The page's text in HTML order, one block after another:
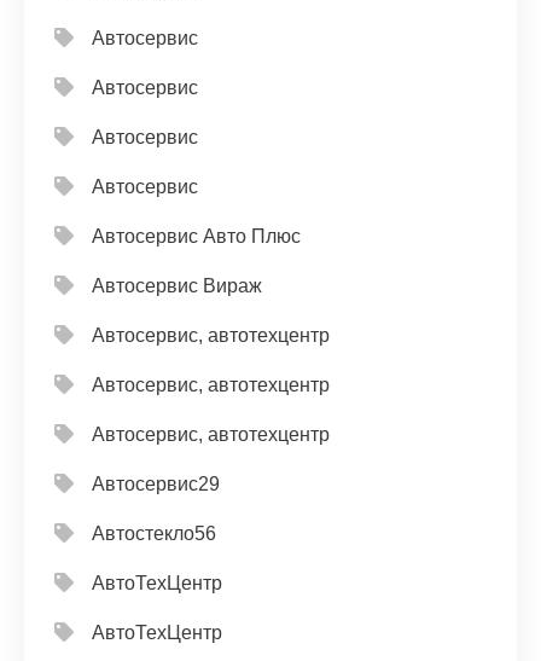
Автосервис
Автосервис
Автосервис
Автосервис
Автосервис Авто Плюс
Автосервис Вираж
Автосервис, автотехцентр
Автосервис, автотехцентр
Автосервис, автотехцентр
Автосервис29
Автостекло56
АвтоТехЦентр
АвтоТехЦентр